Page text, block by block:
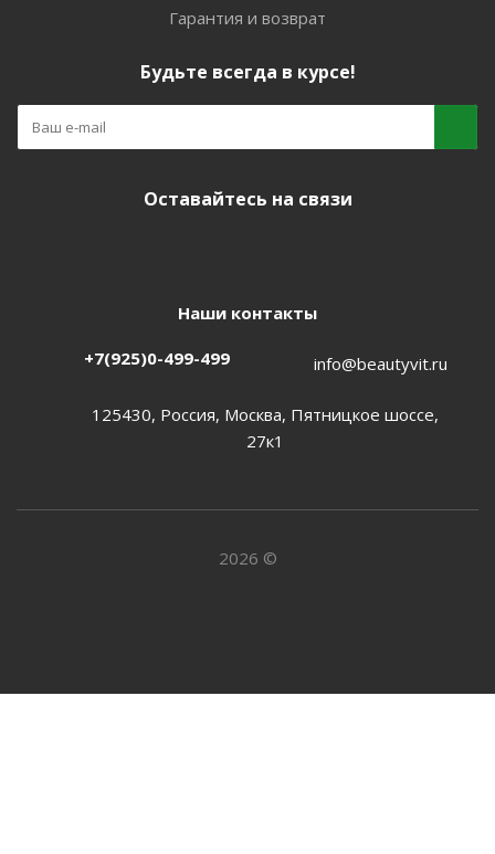
Гарантия и возврат
Будьте всегда в курсе!
Оставайтесь на связи
Наши контакты
+7(925)0-499-499 info@beautyvit.ru
125430, Россия, Москва, Пятницкое шоссе,
27к1
2026 ©